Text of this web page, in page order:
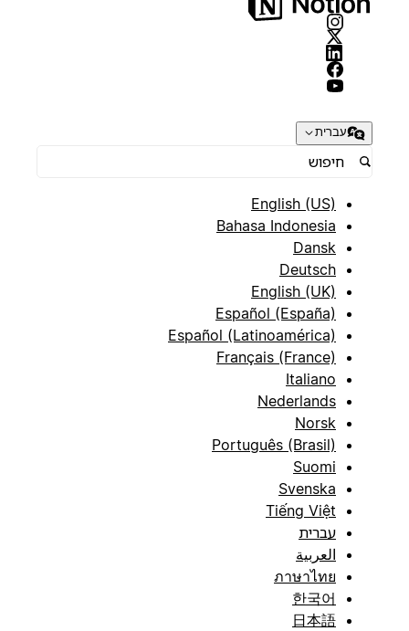
עברית
English (US)
Bahasa Indonesia
Dansk
Deutsch
English (UK)
Español (España)
Español (Latinoamérica)
Français (France)
Italiano
Nederlands
Norsk
Português (Brasil)
Suomi
Svenska
Tiếng Việt
עברית
العربية
ภาษาไทย
한국어
日本語